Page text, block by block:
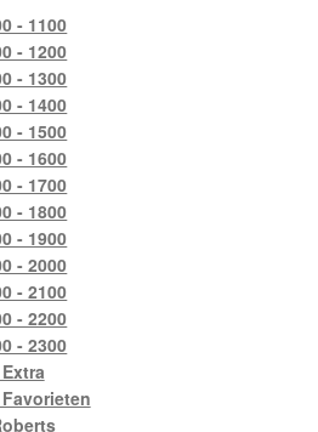
- 1100
- 1200
- 1300
- 1400
- 1500
- 1600
- 1700
- 1800
- 1900
- 2000
- 2100
- 2200
- 2300